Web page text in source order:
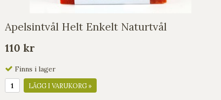
Apelsintvål Helt Enkelt Naturtvål
110 kr
Finns i lager
LÄGG I VARUKORG »